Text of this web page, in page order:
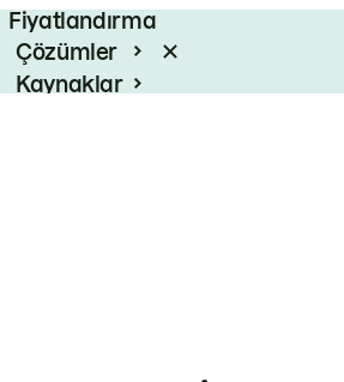
Fiyatlandırma
Çözümler
Kaynaklar